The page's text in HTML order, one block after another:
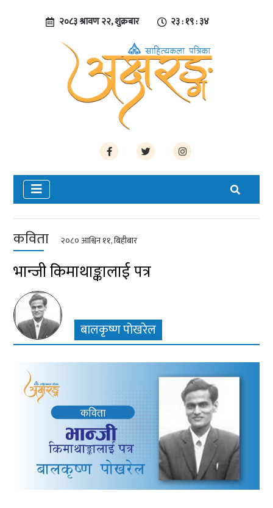
२०८३ श्रावण २२, शुक्रबार २३ : १९ : ३५
कविता २०८० आश्विन ११, बिहीबार
भान्जी किमाथाङ्कालाई पत्र
बालकृष्ण पोखरेल